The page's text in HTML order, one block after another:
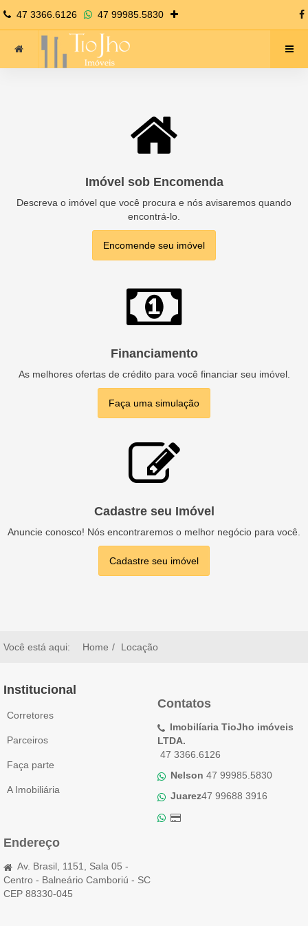
47 3366.6126 47 99985.5830
Imóvel sob Encomenda
Descreva o imóvel que você procura e nós avisaremos quando
encontrá-lo.
Encomende seu imóvel
Financiamento
As melhores ofertas de crédito para você financiar seu imóvel.
Faça uma simulação
Cadastre seu Imóvel
Anuncie conosco! Nós encontraremos o melhor negócio para você.
Cadastre seu imóvel
Você está aqui: Home Locação
Institucional
Corretores
Parceiros
Faça parte
A Imobiliária
Contatos
Imobilíaria TioJho imóveis
LTDA.
47 3366.6126
Nelson 47 99985.5830
Juarez47 99688 3916
Endereço
Av. Brasil, 1151, Sala 05 -
Centro - Balneário Camboriú - SC
CEP 88330-045